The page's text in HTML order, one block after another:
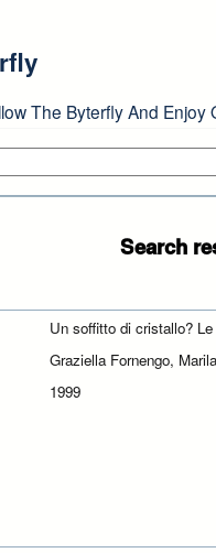
The Byterfly And Enjoy
Search
Un soffitto di cristallo?
Graziella Fornengo,
1999